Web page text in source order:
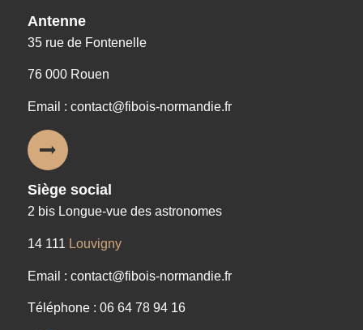
Antenne
35 rue de Fontenelle
76 000 Rouen
Email : contact@fibois-normandie.fr
Siège social
2 bis Longue-vue des astronomes
14 111 Louvigny
Email : contact@fibois-normandie.fr
Téléphone : 06 64 78 94 16